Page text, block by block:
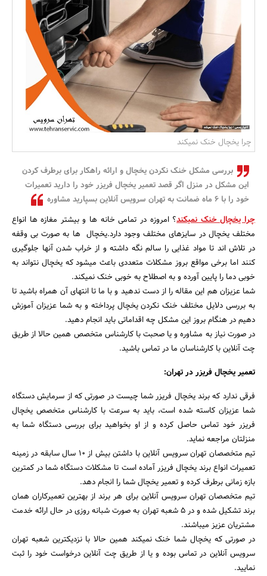
بانک، بیمه و سرمایه
مسکن و ساختمان
چرا یخچال خنک نمیکند
بررسی مشکل خنک نکردن یخچال و ارائه راهکار برای برطرف کردن
این مشکل در منزل اگر قصد تعمیر یخچال فریزر خود را دارید تعمیرات
خود را با 6 ماه ضمانت به تهران سرویس آنلاین بسپارید مشاوره
چرا یخچال خنک نمیکند؟ امروزه در تمامی خانه ها و بیشتر مغازه ها انواع
مختلف یخچال در سایزهای مختلف وجود دارد.یخچال ها به صورت بی وقفه
در تلاش اند تا مواد غذایی را سالم نگه داشته و از خراب شدن آنها جلوگیری
کنند اما برخی مواقع بروز مشکلات متعددی باعث میشود که یخچال نتواند به
خوبی دما را پایین آورده و به اصطلاح به خوبی خنک نمیکند.
شما عزیزان هم این مقاله را از دست ندهید و با ما تا انتهای آن همراه باشید تا
به بررسی دلایل مختلف خنک نکردن یخچال پرداخته و به شما عزیزان آموزش
دهیم در هنگام بروز این مشکل چه اقداماتی باید انجام دهید.
در صورت نیاز به مشاوره و یا صحبت با کارشناس متخصص همین حالا از طریق
چت آنلاین با کارشناسان ما در تماس باشید.
تعمیر یخچال فریزر در تهران:
فرقی ندارد که برند یخچال فریزر شما چیست در صورتی که از سرمایش دستگاه
شما عزیزان کاسته شده است، باید به سرعت با کارشناس متخصص یخچال
فریزر خود تماس حاصل کرده و از او بخواهید برای بررسی دستگاه شما به
منزلتان مراجعه نماید.
تیم متخصصان تهران سرویس آنلاین با داشتن بیش از ۱۰ سال سابقه در زمینه
تعمیرات انواع برند یخچال فریزر آماده است تا مشکلات دستگاه شما در کمترین
بازه زمانی برطرف کرده و تعمیر یخچال شما را انجام دهد.
تیم متخصصان تهران سرویس آنلاین برای هر برند از بهترین تعمیرکاران همان
برند تشکیل شده و در ۵ شعبه تهران به صورت شبانه روزی در حال ارائه خدمت
مشتریان عزیز میباشند.
در صورتی که یخچال شما خنک نمیکند همین حالا با نزدیکترین شعبه تهران
سرویس آنلاین در تماس بوده و یا از طریق چت آنلاین درخواست خود را ثبت
نمایید.